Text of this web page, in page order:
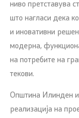
ниво претставува
што нагласи дека
и иновативни
модерна,
на потребите на
текови.
Општина Илинден
реализација на